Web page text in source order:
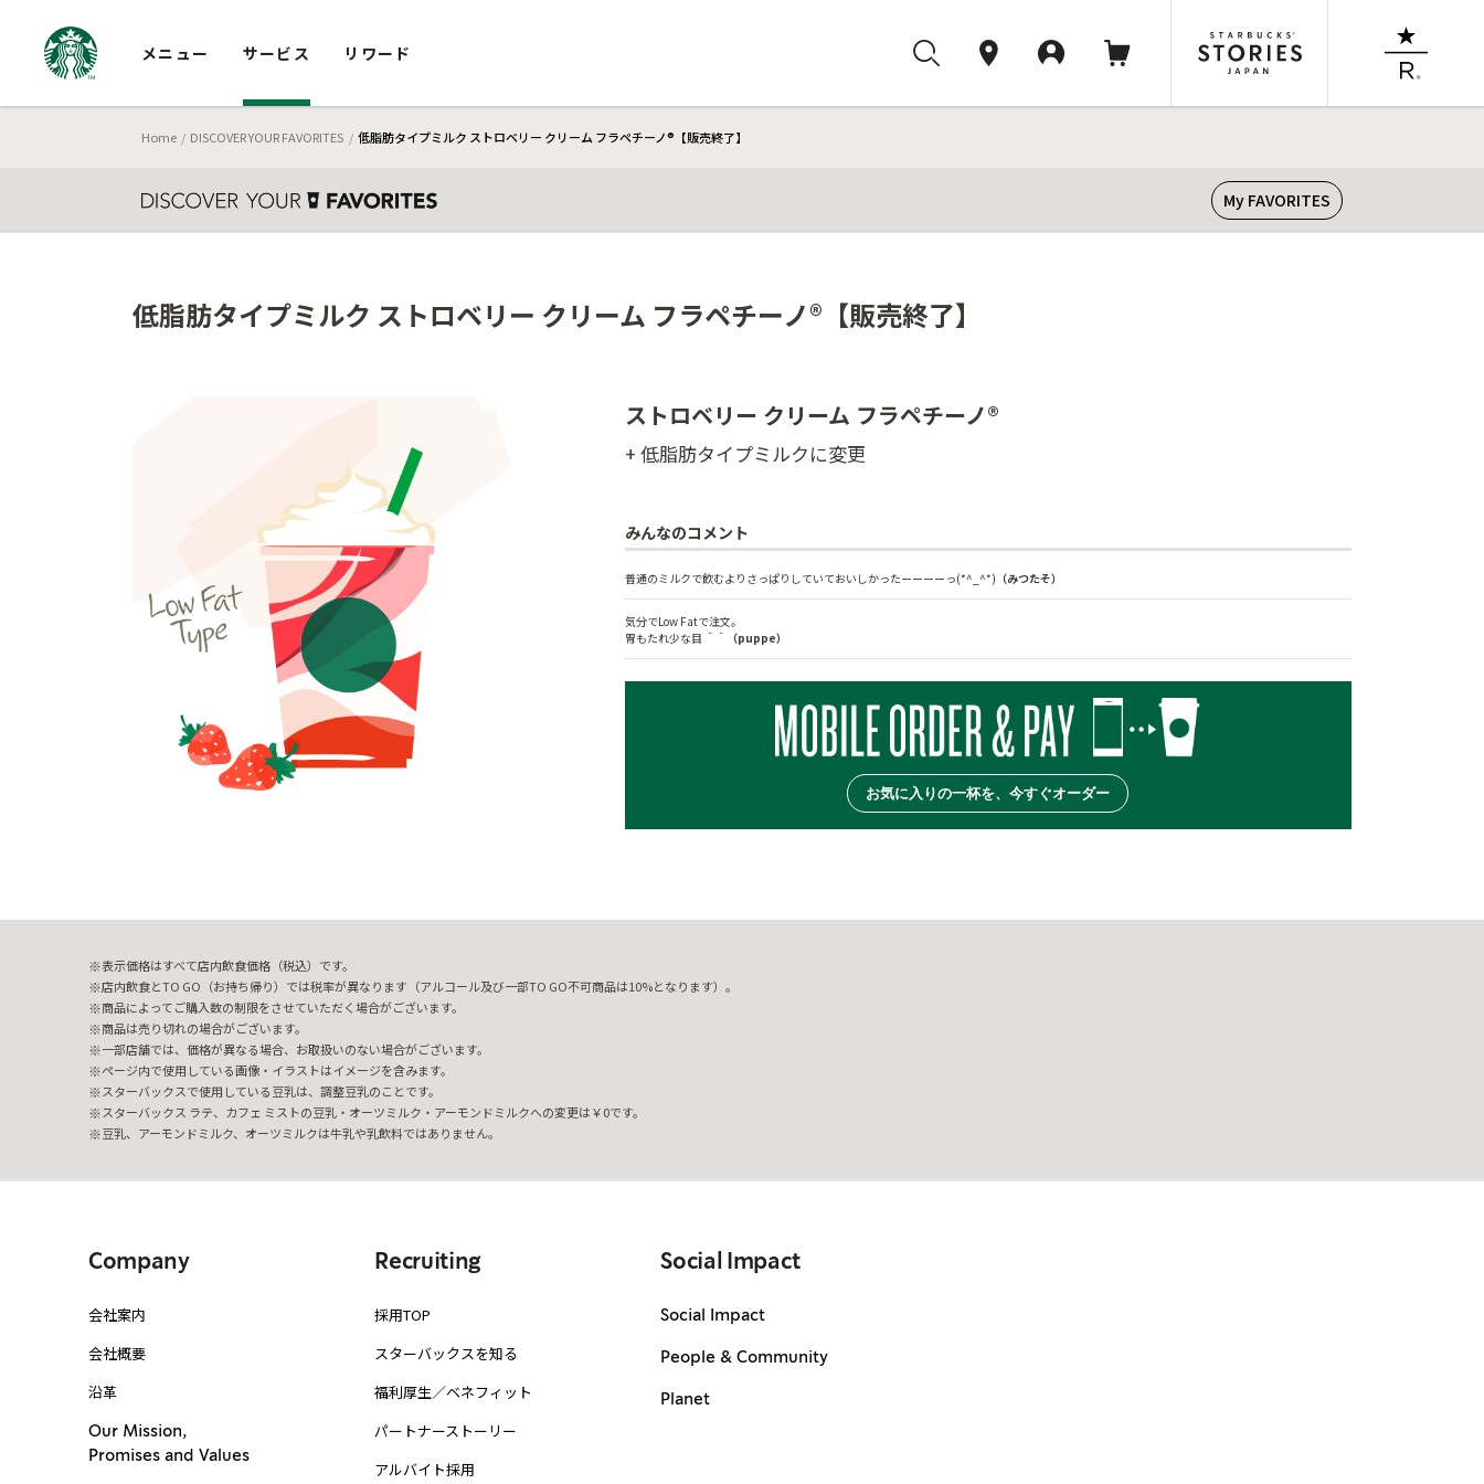
メニュー サービス リワード
Home DISCOVER YOUR FAVORITES 低脂肪タイプミルク ストロベリー クリーム フラペチーノ®【販売終了】
My FAVORITES
低脂肪タイプミルク ストロベリー クリーム フラペチーノ®【販売終了】
ストロベリー クリーム フラペチーノ®
+ 低脂肪タイプミルクに変更
みんなのコメント
普通のミルクで飲むよりさっぱりしていておいしかったーーーーっ(*^_^*) （みつたそ）
気分でLow Fatで注文。
胃もたれ少な目 ＾＾ （puppe）
お気に入りの一杯を、今すぐオーダー
表示価格はすべて店内飲食価格（税込）です。
店内飲食とTO GO（お持ち帰り）では税率が異なります（アルコール及び一部TO GO不可商品は10%となります）。
商品によってご購入数の制限をさせていただく場合がございます。
商品は売り切れの場合がございます。
一部店舗では、価格が異なる場合、お取扱いのない場合がございます。
ページ内で使用している画像・イラストはイメージを含みます。
スターバックスで使用している豆乳は、調整豆乳のことです。
スターバックス ラテ、カフェ ミストの豆乳・オーツミルク・アーモンドミルクへの変更は￥0です。
豆乳、アーモンドミルク、オーツミルクは牛乳や乳飲料ではありません。
Company
会社案内
会社概要
沿革
Our Mission,
Promises and Values
Recruiting
採用TOP
スターバックスを知る
福利厚生／ベネフィット
パートナーストーリー
アルバイト採用
Social Impact
Social Impact
People & Community
Planet